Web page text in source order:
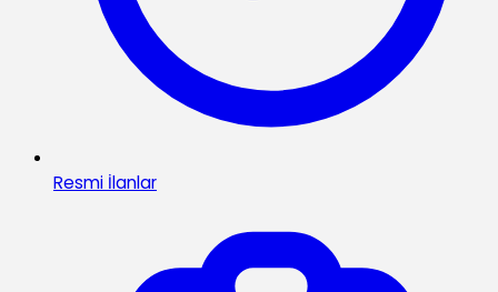
Resmi İlanlar